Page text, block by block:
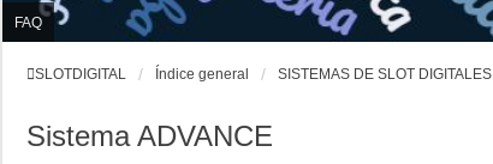
FAQ
SLOTDIGITAL Índice general SISTEMAS DE SLOT DIGITALES
Sistema ADVANCE